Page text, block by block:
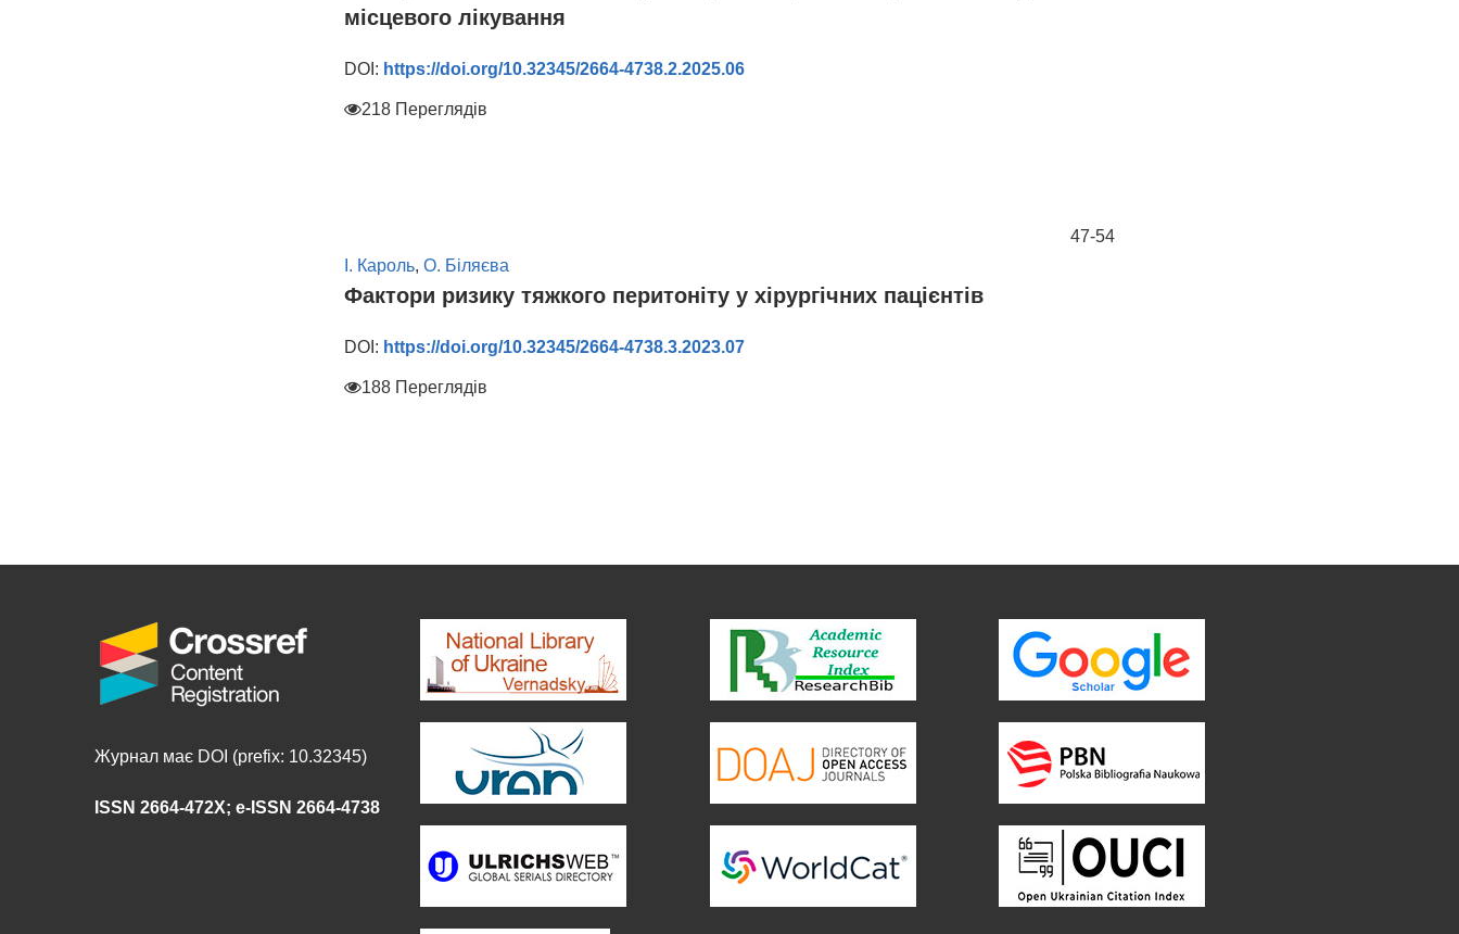
місцевого лікування
DOI: https://doi.org/10.32345/2664-4738.2.2025.06
218 Переглядів
47-54
І. Кароль, О. Біляєва
Фактори ризику тяжкого перитоніту у хірургічних пацієнтів
DOI: https://doi.org/10.32345/2664-4738.3.2023.07
188 Переглядів
Журнал має DOI (prefix: 10.32345)
ISSN 2664-472X; e-ISSN 2664-4738